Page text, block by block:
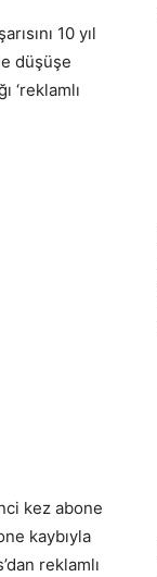
10 yıl
düşüşe
‘reklamlı
kez abone
kaybıyla
reklamlı